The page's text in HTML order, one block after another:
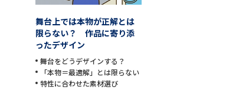
大学で学びたい学問発見
学問のミニ講義「夢ナビ講義」
ユーザーサポート
舞台上では本物が正解とは
限らない？ 作品に寄り添
ったデザイン
舞台をどうデザインする？
「本物＝最適解」とは限らない
特性に合わせた素材選び